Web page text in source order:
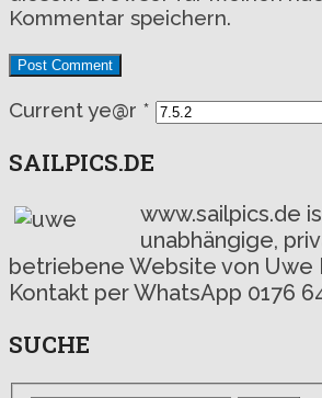
Kommentar speichern.
Current ye@r *
SAILPICS.DE
www.sailpics.de
unabhängige,
betriebene Website von Uwe
Kontakt per WhatsApp 0176
SUCHE